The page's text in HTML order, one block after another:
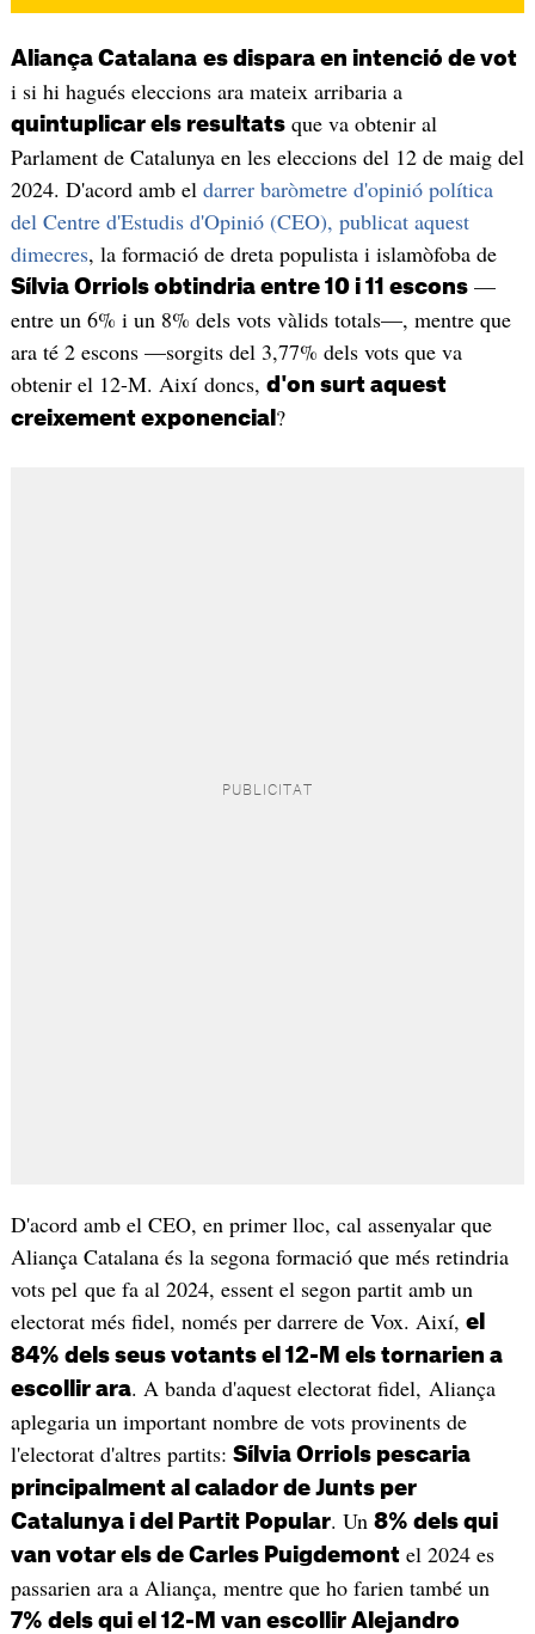
Aliança Catalana es dispara en intenció de vot
i si hi hagués eleccions ara mateix arribaria a
quintuplicar els resultatsque va obtenir al
Parlament de Catalunya en les eleccions del 12 de maig del
2024. D'acord amb el darrer baròmetre d'opinió política
del Centre d'Estudis d'Opinió (CEO), publicat aquest
dimecres, la formació de dreta populista i islamòfoba de
Sílvia Orriols obtindria entre 10 i 11 escons—
entre un 6% i un 8% dels vots vàlids totals—, mentre que
ara té 2 escons —sorgits del 3,77% dels vots que va
obtenir el 12-M. Així doncs, d'on surt aquest
creixement exponencial ?
D'acord amb el CEO, en primer lloc, cal assenyalar que
Aliança Catalana és la segona formació que més retindria
vots pel que fa al 2024, essent el segon partit amb un
electorat més fidel, només per darrere de Vox. Així, el
84% dels seus votants el 12-M els tornarien a
escollir ara. A banda d'aquest electorat fidel, Aliança
aplegaria un important nombre de vots provinents de
l'electorat d'altres partits: Sílvia Orriols pescaria
principalment al calador de Junts per
Catalunya i del Partit Popular. Un 8% dels qui
van votar els de Carles Puigdemontel 2024 es
passarien ara a Aliança, mentre que ho farien també un
7% dels qui el 12-M van escollir Alejandro